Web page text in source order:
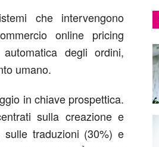
che intervengono
online pricing
degli ordini,
umano.
in chiave prospettica.
sulla creazione e
traduzioni (30%) e